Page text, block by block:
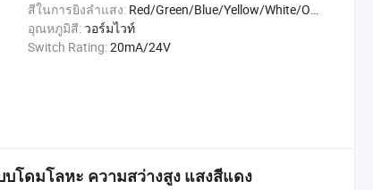
สีในการยิงลำแสง: Red/Green/Blue/Yellow/White/Orange
อุณหภูมิสี: วอร์มไวท์
Switch Rating:20mA/24V
บโดมโลหะ ความสว่างสูง แสงสีแดง